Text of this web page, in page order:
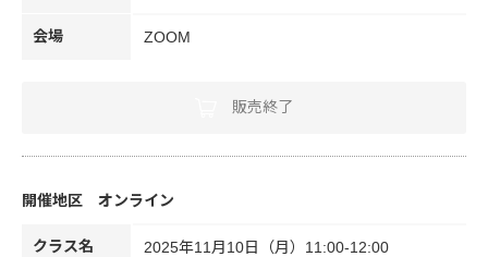
会場 ZOOM
販売終了
オンライン
クラス名 2025年11月10日（月）11:00-12:00